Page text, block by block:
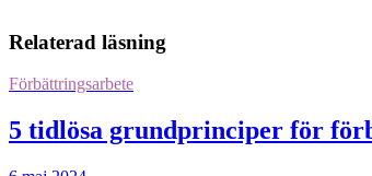
Relaterad läsning
Förbättringsarbete
5 tidlösa grundprinciper för